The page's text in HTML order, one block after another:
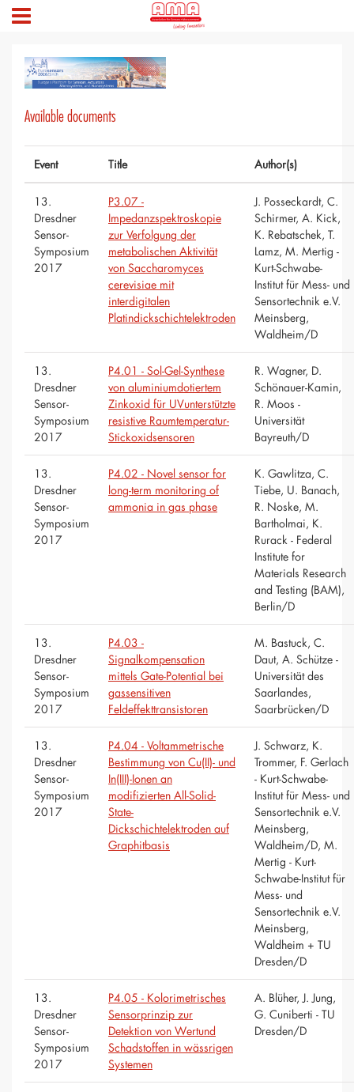
Available documents
Event Title Author(s)
13.
Dresdner
Sensor-
Symposium
2017
P3.07 -
Impedanzspektroskopie
zur Verfolgung der
metabolischen Aktivität
von Saccharomyces
cerevisiae mit
interdigitalen
Platindickschichtelektroden
J. Posseckardt, C.
Schirmer, A. Kick,
K. Rebatschek, T.
Lamz, M. Mertig -
Kurt-Schwabe-
Institut für Mess- und
Sensortechnik e.V.
Meinsberg,
Waldheim/D
13.
Dresdner
Sensor-
Symposium
2017
P4.01 - Sol-Gel-Synthese
von aluminiumdotiertem
Zinkoxid für UVunterstützte
resistive Raumtemperatur-
Stickoxidsensoren
R. Wagner, D.
Schönauer-Kamin,
R. Moos -
Universität
Bayreuth/D
13.
Dresdner
Sensor-
Symposium
2017
P4.02 - Novel sensor for
long-term monitoring of
ammonia in gas phase
K. Gawlitza, C.
Tiebe, U. Banach,
R. Noske, M.
Bartholmai, K.
Rurack - Federal
Institute for
Materials Research
and Testing (BAM),
Berlin/D
13.
Dresdner
Sensor-
Symposium
2017
P4.03 -
Signalkompensation
mittels Gate-Potential bei
gassensitiven
Feldeffekttransistoren
M. Bastuck, C.
Daut, A. Schütze -
Universität des
Saarlandes,
Saarbrücken/D
13.
Dresdner
Sensor-
Symposium
2017
P4.04 - Voltammetrische
Bestimmung von Cu(II)- und
In(III)-Ionen an
modifizierten All-Solid-
State-
Dickschichtelektroden auf
Graphitbasis
J. Schwarz, K.
Trommer, F. Gerlach
- Kurt-Schwabe-
Institut für Mess- und
Sensortechnik e.V.
Meinsberg,
Waldheim/D, M.
Mertig - Kurt-
Schwabe-Institut für
Mess- und
Sensortechnik e.V.
Meinsberg,
Waldheim + TU
Dresden/D
13.
Dresdner
Sensor-
Symposium
2017
P4.05 - Kolorimetrisches
Sensorprinzip zur
Detektion von Wertund
Schadstoffen in wässrigen
Systemen
A. Blüher, J. Jung,
G. Cuniberti - TU
Dresden/D